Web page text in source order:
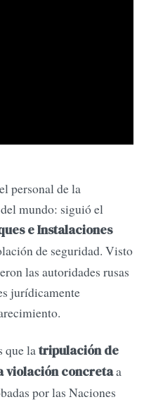
personal de la
mundo: siguió el
e Instalaciones
de seguridad. Visto
las autoridades rusas
jurídicamente
que latripulación de
violación concretaa
por las Naciones